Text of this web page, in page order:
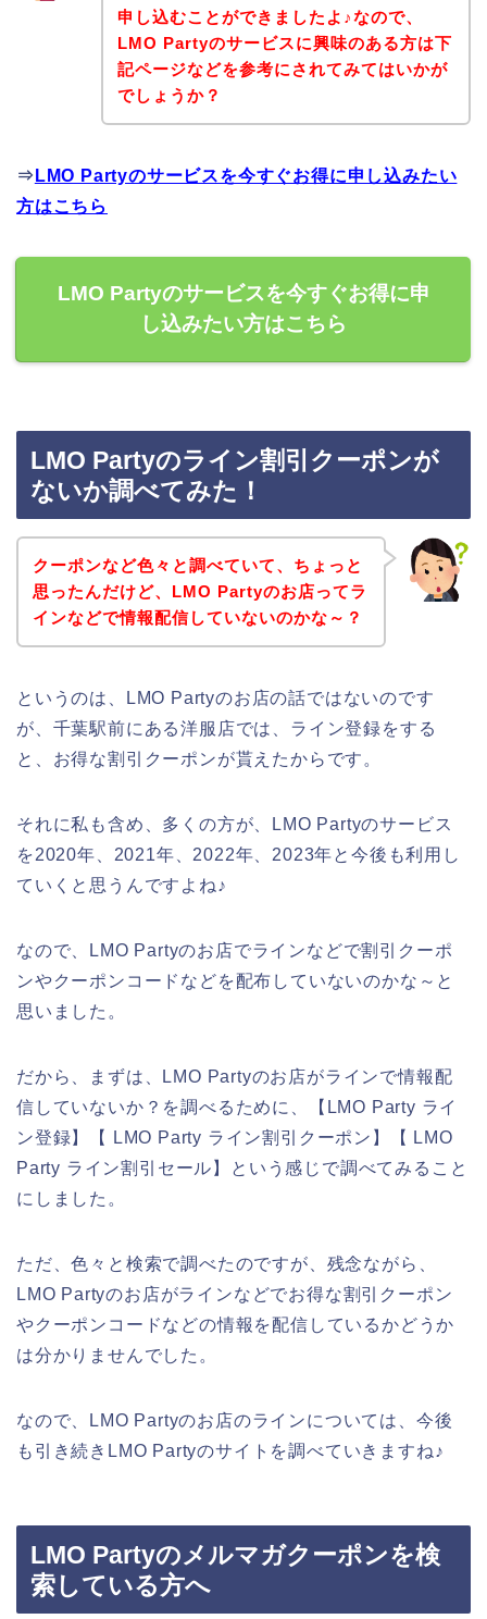
申し込むことができましたよ♪なので、
LMO Partyのサービスに興味のある方は下
記ページなどを参考にされてみてはいかが
でしょうか？
⇒ LMO Partyのサービスを今すぐお得に申し込みたい
方はこちら
LMO Partyのサービスを今すぐお得に申
し込みたい方はこちら
LMO Partyのライン割引クーポンが
ないか調べてみた！
クーポンなど色々と調べていて、ちょっと
思ったんだけど、LMO Partyのお店ってラ
インなどで情報配信していないのかな～？
というのは、LMO Partyのお店の話ではないのです
が、千葉駅前にある洋服店では、ライン登録をする
と、お得な割引クーポンが貰えたからです。
それに私も含め、多くの方が、LMO Partyのサービス
を2020年、2021年、2022年、2023年と今後も利用し
ていくと思うんですよね♪
なので、LMO Partyのお店でラインなどで割引クーポ
ンやクーポンコードなどを配布していないのかな～と
思いました。
だから、まずは、LMO Partyのお店がラインで情報配
信していないか？を調べるために、【LMO Party ライ
ン登録】【 LMO Party ライン割引クーポン】【 LMO
Party ライン割引セール】という感じで調べてみること
にしました。
ただ、色々と検索で調べたのですが、残念ながら、
LMO Partyのお店がラインなどでお得な割引クーポン
やクーポンコードなどの情報を配信しているかどうか
は分かりませんでした。
なので、LMO Partyのお店のラインについては、今後
も引き続きLMO Partyのサイトを調べていきますね♪
LMO Partyのメルマガクーポンを検
索している方へ